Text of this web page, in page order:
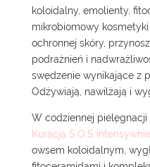
koloidalny, emolienty,
mikrobiomowy
ochronnej skóry,
podrażnień i
swędzenie wynikające z
Odżywiają, nawilżają i
W codziennej
Kuracja S.O.S
owsem koloidalnym,